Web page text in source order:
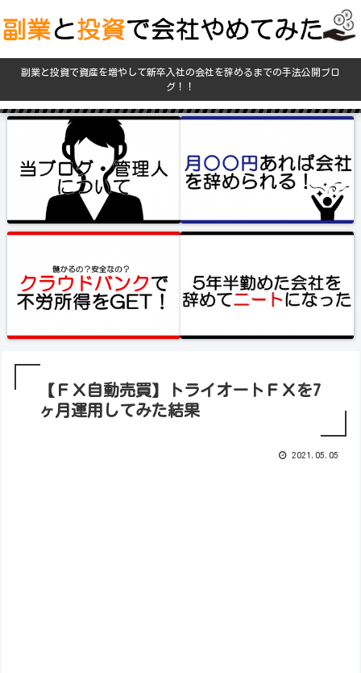
副業と投資で資産を増やして新卒入社の会社を辞めるまでの手法公開ブロ
グ！！
【ＦＸ自動売買】トライオートＦＸを7
ヶ月運用してみた結果
2021.05.05